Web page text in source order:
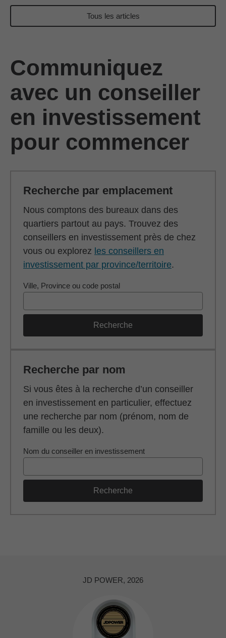
Tous les articles
Communiquez
avec un conseiller
en investissement
pour commencer
Recherche par emplacement
Nous comptons des bureaux dans des
quartiers partout au pays. Trouvez des
conseillers en investissement près de chez
vous ou explorez les conseillers en
investissement par province/territoire.
Ville, Province ou code postal
Recherche
Recherche par nom
Si vous êtes à la recherche d’un conseiller
en investissement en particulier, effectuez
une recherche par nom (prénom, nom de
famille ou les deux).
Nom du conseiller en investissement
Recherche
JD POWER, 2026